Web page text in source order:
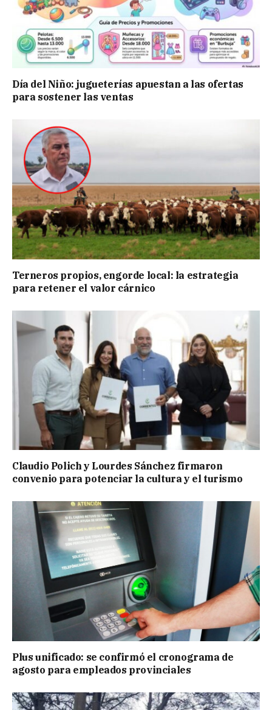
Día del Niño: jugueterías apuestan a las ofertas
para sostener las ventas
Terneros propios, engorde local: la estrategia
para retener el valor cárnico
Claudio Polich y Lourdes Sánchez firmaron
convenio para potenciar la cultura y el turismo
Plus unificado: se confirmó el cronograma de
agosto para empleados provinciales